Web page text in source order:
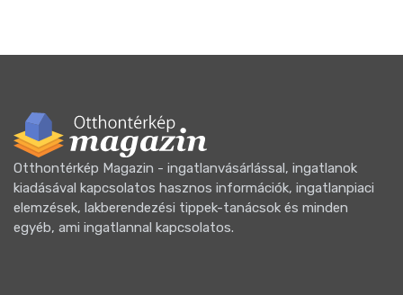
Otthontérkép Magazin - ingatlanvásárlással, ingatlanok
kiadásával kapcsolatos hasznos információk, ingatlanpiaci
elemzések, lakberendezési tippek-tanácsok és minden
egyéb, ami ingatlannal kapcsolatos.